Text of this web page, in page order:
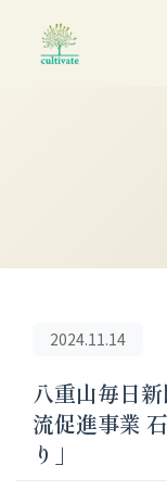
2024.11.14
八重山毎日
流促進事業
り」